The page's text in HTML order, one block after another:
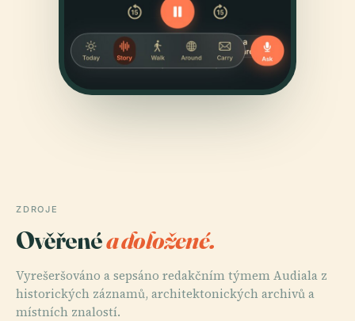
ZDROJE
Ověřenéa doložené.
Vyrešeršováno a sepsáno redakčním týmem Audiala z
historických záznamů, architektonických archivů a
místních znalostí.